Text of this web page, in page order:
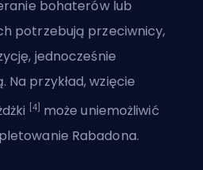
bohaterów lub
potrzebują przeciwnicy,
jednocześnie
Na przykład, wzięcie
[4] może uniemożliwić
Rabadona.